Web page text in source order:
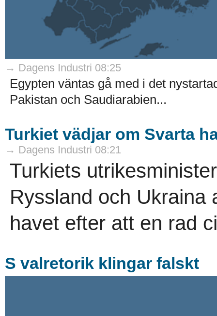
→ Dagens Industri 08:25
Egypten väntas gå med i det
Pakistan och Saudiarabien...
Turkiet vädjar om Svarta
→ Dagens Industri 08:21
Turkiets
Ryssland och Ukraina
havet efter att en rad
S valretorik klingar falskt